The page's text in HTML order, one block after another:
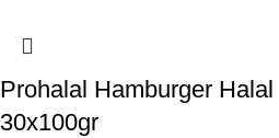
Prohalal Hamburger Halal
30x100gr